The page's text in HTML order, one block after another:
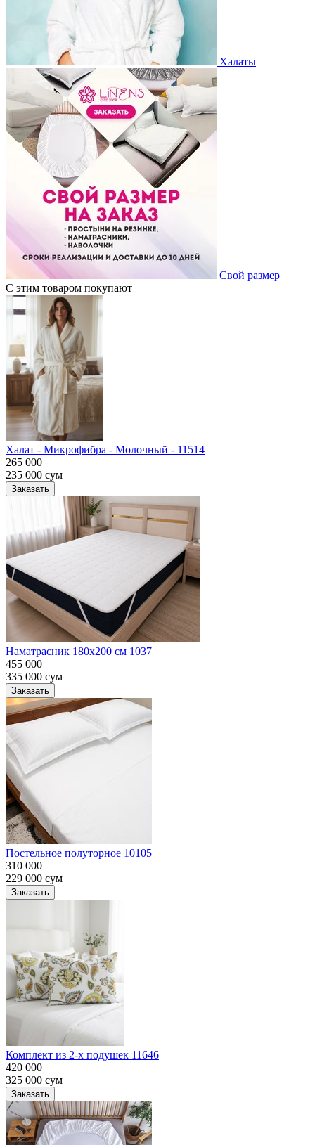
Халаты
Свой размер
С этим товаром покупают
Халат - Микрофибра - Молочный - 11514
265 000
235 000 сум
Заказать
Наматрасник 180х200 см 1037
455 000
335 000 сум
Заказать
Постельное полуторное 10105
310 000
229 000 сум
Заказать
Комплект из 2-х подушек 11646
420 000
325 000 сум
Заказать